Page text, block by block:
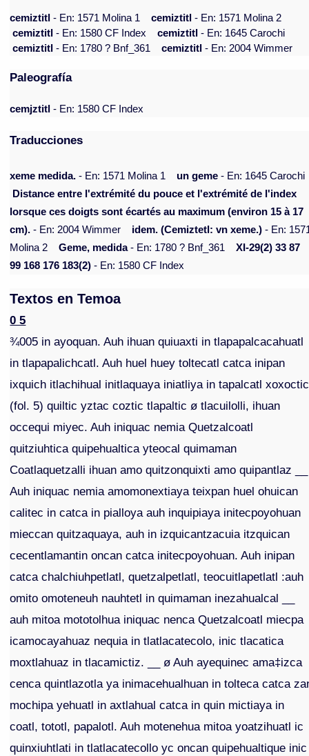
cemiztitl- En: 1571 Molina 1 cemiztitl- En: 1571 Molina 2
cemiztitl- En: 1580 CF Index cemiztitl- En: 1645 Carochi
cemiztitl- En: 1780 ? Bnf_361 cemiztitl- En: 2004 Wimmer
Paleografía
cemjztitl - En: 1580 CF Index
Traducciones
xeme medida. - En: 1571 Molina 1 un geme - En: 1645 Carochi
Distance entre l'extrémité du pouce et l'extrémité de l'index
lorsque ces doigts sont écartés au maximum (environ 15 à 17
cm). - En: 2004 Wimmer idem. (Cemiztetl: vn xeme.) - En:
Molina 2
Geme, medida- En: 1780 ? Bnf_361
XI-29(2) 33 87
99 168 176 183(2) - En: 1580 CF Index
Textos en Temoa
0 5
¾005 in ayoquan. Auh ihuan quiuaxti in tlapapalcacahuatl
in tlapapalichcatl. Auh huel huey toltecatl catca inipan
ixquich itlachihual initlaquaya iniatliya in tapalcatl xoxoctic
(fol. 5) quiltic yztac coztic tlapaltic ø tlacuilolli, ihuan
occequi miyec. Auh iniquac nemia Quetzalcoatl
quitziuhtica quipehualtica yteocal quimaman
Coatlaquetzalli ihuan amo quitzonquixti amo quipantlaz __
Auh iniquac nemia amomonextiaya teixpan huel ohuican
calitec in catca in pialloya auh inquipiaya initecpoyohuan
mieccan quitzaquaya, auh in izquicantzacuia itzquican
cecentlamantin oncan catca initecpoyohuan. Auh inipan
catca chalchiuhpetlatl, quetzalpetlatl, teocuitlapetlatl :auh
omito omoteneuh nauhtetl in quimaman inezahualcal __
auh mitoa mototolhua iniquac nenca Quetzalcoatl miecpa
icamocayahuaz nequia in tlatlacatecolo, inic tlacatica
moxtlahuaz in tlacamictiz. __ ø Auh ayequinec ama‡izca
cenca quintlazotla ya inimacehualhuan in tolteca catca
mochipa yehuatl in axtlahual catca in quin mictiaya in
coatl, tototl, papalotl. Auh motenehua mitoa yoatzihuatl ic
quinxiuhtlati in tlatlacatecollo yc oncan quipehualtique inic